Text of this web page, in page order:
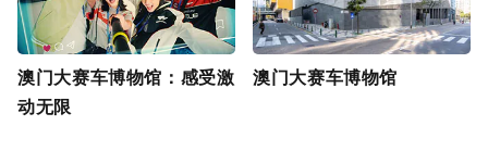
澳门大赛车博物馆：感受激
动无限
澳门大赛车博物馆